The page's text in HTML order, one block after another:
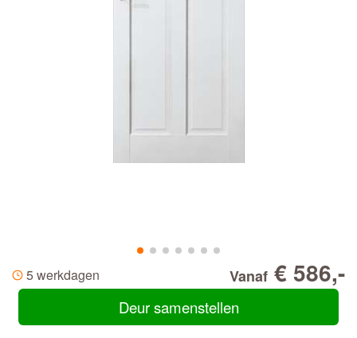
5 werkdagen Vanaf € 586,-
Deur samenstellen